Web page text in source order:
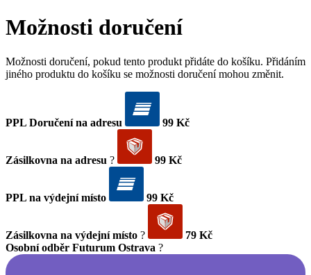
Možnosti doručení
Možnosti doručení, pokud tento produkt přidáte do košíku. Přidáním
jiného produktu do košíku se možnosti doručení mohou změnit.
PPL Doručení na adresu 99 Kč
Zásilkovna na adresu ? 99 Kč
PPL na výdejní místo 99 Kč
Zásilkovna na výdejní místo ?
79 Kč
Osobní odběr Futurum Ostrava ?